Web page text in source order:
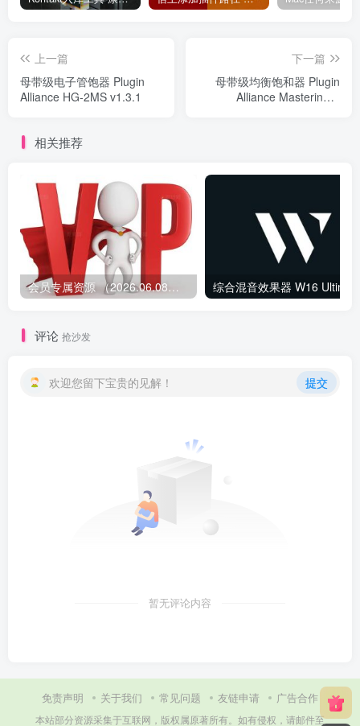
上一篇
母带级电子管饱器 Plugin
Alliance HG-2MS v1.3.1
下一篇
母带级均衡饱和器 Plugin
Alliance Mastering &
相关推荐
会员专属资源 （2026.06.08更新）
评论 抢沙发
欢迎您留下宝贵的见解！ 提交
暂无评论内容
免责声明 关于我们 常见问题 友链申请 广告合作
本站部分资源采集于互联网，版权属原著所有。如有侵权，请邮件至